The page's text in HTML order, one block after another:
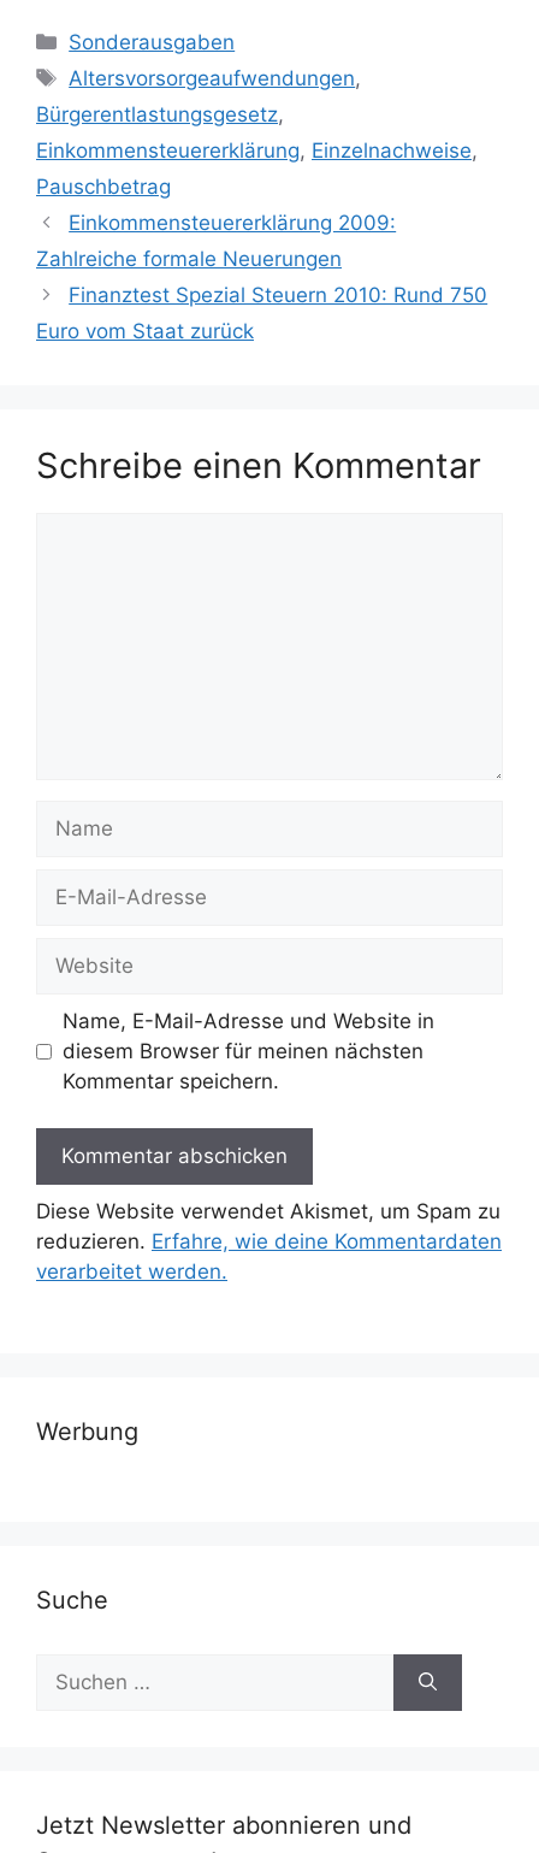
Kategorien
Sonderausgaben
Schlagwörter
Altersvorsorgeaufwendungen,
Bürgerentlastungsgesetz,
Einkommensteuererklärung, Einzelnachweise,
Pauschbetrag
Einkommensteuererklärung 2009:
Zahlreiche formale Neuerungen
Finanztest Spezial Steuern 2010: Rund 750
Euro vom Staat zurück
Schreibe einen Kommentar
Name
Website
Name, E-Mail-Adresse und Website in
diesem Browser für meinen nächsten
Kommentar speichern.
Diese Website verwendet Akismet, um Spam zu
reduzieren. Erfahre, wie deine Kommentardaten
verarbeitet werden.
Werbung
Suche
Suchen
nach:
Jetzt Newsletter abonnieren und